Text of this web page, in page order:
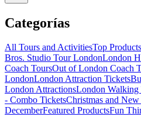
Categorías
All Tours and ActivitiesTop Products
Bros. Studio Tour LondonLondon
Coach ToursOut of London Coach
LondonLondon Attraction Tickets
London AttractionsLondon Walking
- Combo TicketsChristmas and New
DecemberFeatured ProductsFun